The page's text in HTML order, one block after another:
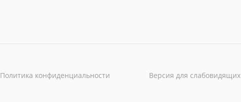
Политика конфиденциальности Версия для слабовидящих